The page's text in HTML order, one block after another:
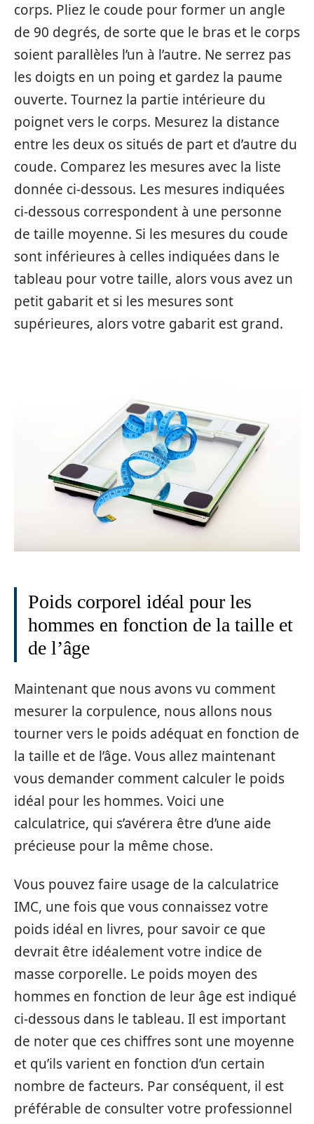
corps. Pliez le coude pour former un angle
de 90 degrés, de sorte que le bras et le corps
soient parallèles l’un à l’autre. Ne serrez pas
les doigts en un poing et gardez la paume
ouverte. Tournez la partie intérieure du
poignet vers le corps. Mesurez la distance
entre les deux os situés de part et d’autre du
coude. Comparez les mesures avec la liste
donnée ci-dessous. Les mesures indiquées
ci-dessous correspondent à une personne
de taille moyenne. Si les mesures du coude
sont inférieures à celles indiquées dans le
tableau pour votre taille, alors vous avez un
petit gabarit et si les mesures sont
supérieures, alors votre gabarit est grand.
Poids corporel idéal pour les
hommes en fonction de la taille et
de l’âge
Maintenant que nous avons vu comment
mesurer la corpulence, nous allons nous
tourner vers le poids adéquat en fonction de
la taille et de l’âge. Vous allez maintenant
vous demander comment calculer le poids
idéal pour les hommes. Voici une
calculatrice, qui s’avérera être d’une aide
précieuse pour la même chose.
Vous pouvez faire usage de la calculatrice
IMC, une fois que vous connaissez votre
poids idéal en livres, pour savoir ce que
devrait être idéalement votre indice de
masse corporelle. Le poids moyen des
hommes en fonction de leur âge est indiqué
ci-dessous dans le tableau. Il est important
de noter que ces chiffres sont une moyenne
et qu’ils varient en fonction d’un certain
nombre de facteurs. Par conséquent, il est
préférable de consulter votre professionnel